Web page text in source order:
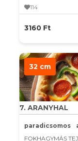
114
3160 Ft
32 cm
7. ARANYHAL
paradicsomos
FOKHAGYMÁS